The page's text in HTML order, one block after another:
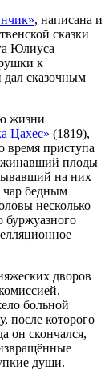
, написана и
сказки
Юлиуса
к
сказочным
жизни
Цахес» (1819),
время приступа
плоды
на них
чар бедным
несколько
буржуазного
дворов
больной
после которого
он скончался,
души.